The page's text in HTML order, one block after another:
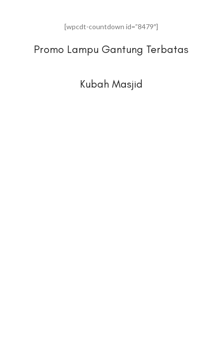
[wpcdt-countdown id=”8479″]
Promo Lampu Gantung Terbatas
Kubah Masjid